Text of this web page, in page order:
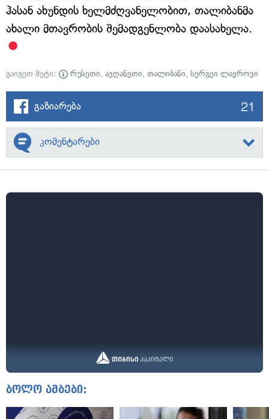
ჰასან ახუნდის ხელმძღვანელობით, თალიბანმა
ახალი მთავრობის შემადგენლობა დაასახელა.
გაიგეთ მეტი: რუსეთი, ავღანეთი, თალიბანი, სერგეი ლავროვი
გაზიარება 21
კომენტარები
ბოლო ამბები: